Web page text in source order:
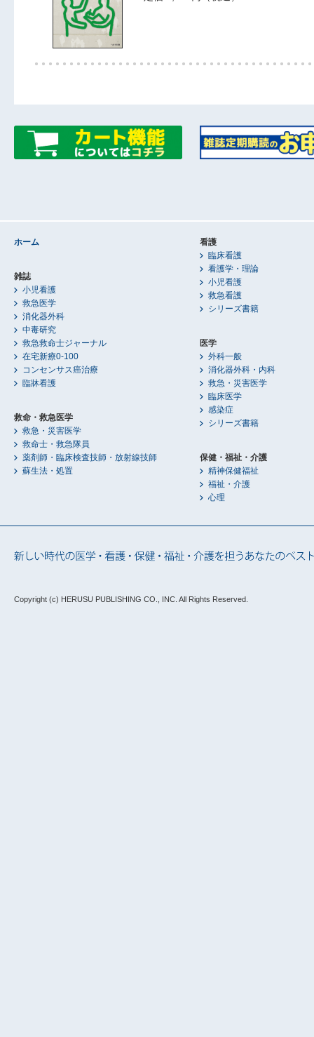
ホーム
雑誌
小児看護
救急医学
消化器外科
中毒研究
救急救命士ジャーナル
在宅新療0-100
コンセンサス癌治療
臨牀看護
救命・救急医学
救急・災害医学
救命士・救急隊員
薬剤師・臨床検査技師・放射線技師
蘇生法・処置
看護
臨床看護
看護学・理論
小児看護
救急看護
シリーズ書籍
医学
外科一般
消化器外科・内科
救急・災害医学
臨床医学
感染症
シリーズ書籍
保健・福祉・介護
精神保健福祉
福祉・介護
心理
Copyright (c) HERUSU PUBLISHING CO., INC. All Rights Reserved.